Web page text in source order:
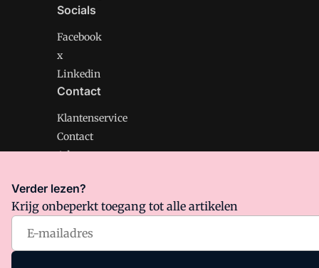
Socials
Facebook
x
Linkedin
Contact
Klantenservice
Contact
Adverteren
Management Support is onderdeel van VMN media.
Algemene Voorwaarden
Verder lezen?
Krijg onbeperkt toegang tot alle artikelen